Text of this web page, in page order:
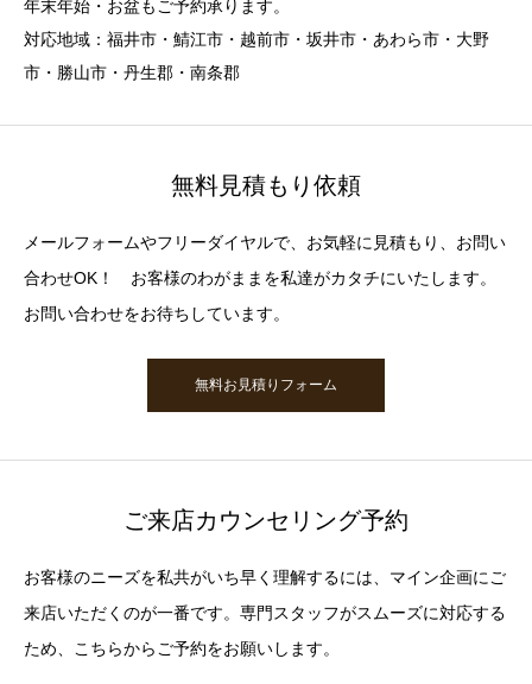
年末年始・お盆もご予約承ります。
対応地域：福井市・鯖江市・越前市・坂井市・あわら市・大野
市・勝山市・丹生郡・南条郡
無料見積もり依頼
メールフォームやフリーダイヤルで、お気軽に見積もり、お問い
合わせOK！ お客様のわがままを私達がカタチにいたします。
お問い合わせをお待ちしています。
無料お見積りフォーム
ご来店カウンセリング予約
お客様のニーズを私共がいち早く理解するには、マイン企画にご
来店いただくのが一番です。専門スタッフがスムーズに対応する
ため、こちらからご予約をお願いします。